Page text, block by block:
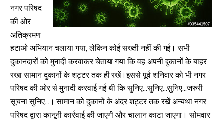
नगर परिषद
की ओर
अतिक्रमण
हटाओ अभियान चलाया गया, लेकिन कोई सख्ती नहीं की गई। सभी
दुकानदारों को मुनादी करवाकर चेताया गया कि वह अपनी दुकानों के बाहर
रखा सामान दुकानों के शट्टर तक ही रखें।इससे पूर्व शनिवार को भी नगर
परिषद की ओर से मुनादी करवाई गई थी कि सुनिए...सुनिए...सुनिए...जरुरी
सूचना सुनिए...। सामान को दुकानों के अंदर शट्टर तक रखें अन्यथा नगर
परिषद द्वारा कानूनी कार्रवाई की जाएगी और चालान काटा जाएगा। सोमवार